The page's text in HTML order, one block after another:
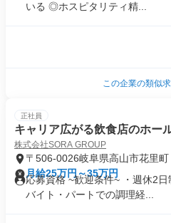
いる ◎ホスピタリティ精...
この企業の類似
正社員
キャリア広がる飲食店のホー
株式会社SORA GROUP
〒506-0026岐阜県高山市花里町
月給25万円～35万円
応募資格 ~歓迎条件~ ・週休2
バイト・パートでの調理経...